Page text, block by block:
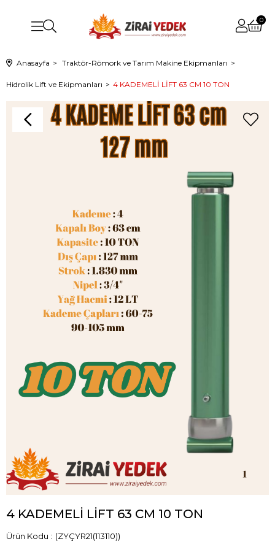
0
Anasayfa Traktör-Römork ve Tarım Makine Ekipmanları
Hidrolik Lift ve Ekipmanları 4 KADEMELİ LİFT 63 CM 10 TON
4 KADEMELİ LİFT 63 CM 10 TON
(ZYÇYR21(113110))